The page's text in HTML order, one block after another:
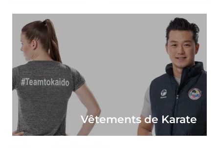
Vêtements de Karate